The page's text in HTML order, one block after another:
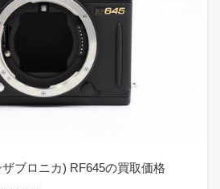
ブロニカ) RF645の買取価格